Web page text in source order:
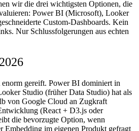
wir die drei wichtigsten Optionen, die
Power BI (Microsoft), Looker
Custom-Dashboards. Kein
Nur Schlussfolgerungen aus echten
gereift. Power BI dominiert in
Studio (früher Data Studio) hat als
von Google Cloud an Zugkraft
(React + D3.js oder
die bevorzugte Option, wenn
Embedding im eigenen Produkt gefragt